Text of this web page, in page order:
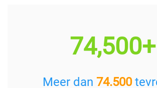
74,500+
Meer dan 74.500